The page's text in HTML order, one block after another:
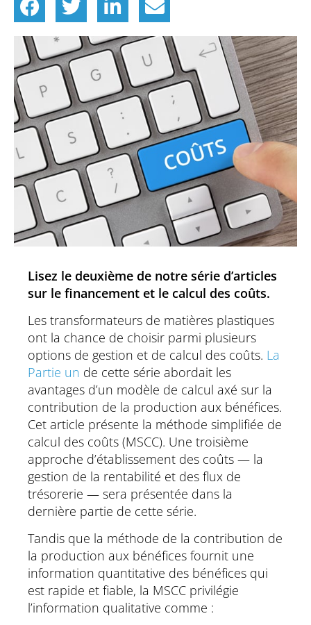
Lisez le deuxième de notre série d’articles
sur le financement et le calcul des coûts.
Les transformateurs de matières plastiques
ont la chance de choisir parmi plusieurs
options de gestion et de calcul des coûts. La
Partie un de cette série abordait les
avantages d’un modèle de calcul axé sur la
contribution de la production aux bénéfices.
Cet article présente la méthode simplifiée de
calcul des coûts (MSCC). Une troisième
approche d’établissement des coûts — la
gestion de la rentabilité et des flux de
trésorerie — sera présentée dans la
dernière partie de cette série.
Tandis que la méthode de la contribution de
la production aux bénéfices fournit une
information quantitative des bénéfices qui
est rapide et fiable, la MSCC privilégie
l’information qualitative comme :